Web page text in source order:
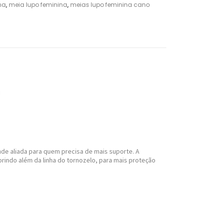
, meia lupo feminina, meias lupo feminina cano
aliada para quem precisa de mais suporte. A
além da linha do tornozelo, para mais proteção